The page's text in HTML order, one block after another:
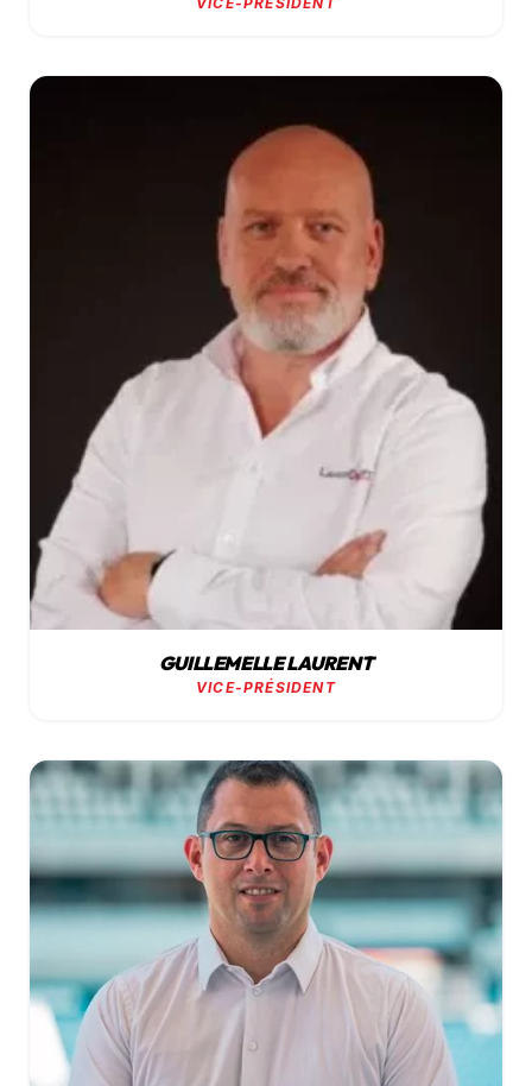
GUILLEMELLE LAURENT
VICE-PRÉSIDENT